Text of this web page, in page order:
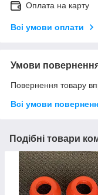
Оплата на карту
Всі умови оплати
Умови
Повернення товару
Всі умови
Подібні товари